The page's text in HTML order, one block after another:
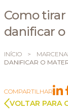
Como
danificar
INÍCIO >
DANIFICAR O
COMPARTILHAR
VOLTAR PARA